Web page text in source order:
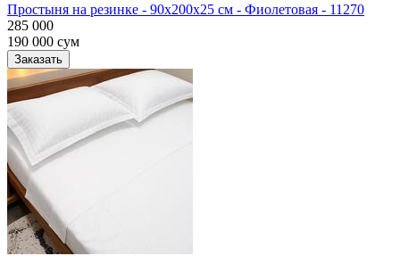
Простыня на резинке - 90x200x25 cм - Фиолетовая - 11270
285 000
190 000 сум
Заказать